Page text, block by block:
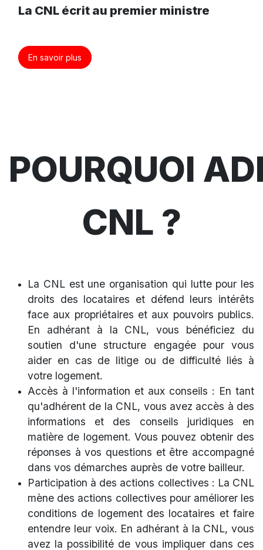
La CNL écrit au premier ministre
En savoir plus
POURQUOI
CNL ?
La CNL est une organisation qui lutte pour les
droits des locataires et défend leurs intérêts
face aux propriétaires et aux pouvoirs publics.
En adhérant à la CNL, vous bénéficiez du
soutien d'une structure engagée pour vous
aider en cas de litige ou de difficulté liés à
votre logement.
Accès à l'information et aux conseils : En tant
qu'adhérent de la CNL, vous avez accès à des
informations et des conseils juridiques en
matière de logement. Vous pouvez obtenir des
réponses à vos questions et être accompagné
dans vos démarches auprès de votre bailleur.
Participation à des actions collectives : La CNL
mène des actions collectives pour améliorer les
conditions de logement des locataires et faire
entendre leur voix. En adhérant à la CNL, vous
avez la possibilité de vous impliquer dans ces